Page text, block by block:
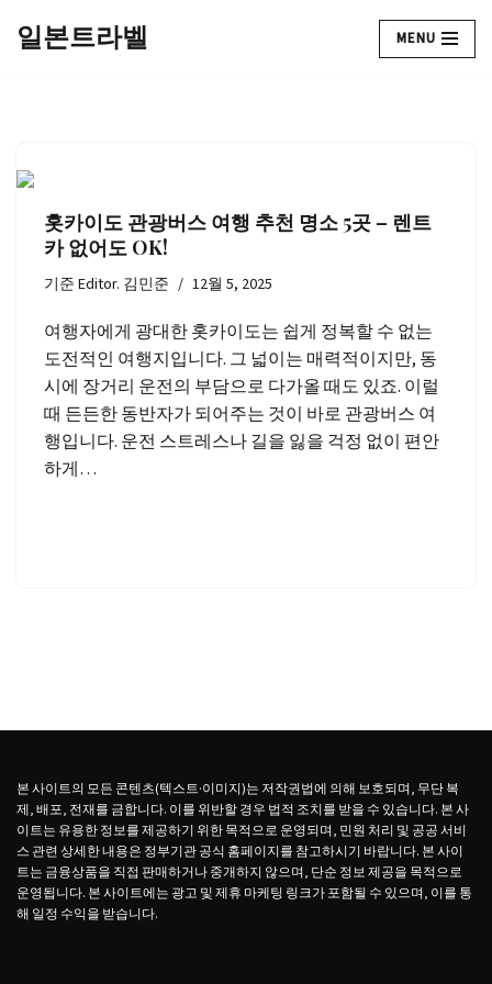
건
일본트라벨 MENU
홋카이도 관광버스 여행 추천 명소 5곳 – 렌트
카 없어도 OK!
기준Editor. 김민준 12월 5, 2025
여행자에게 광대한 홋카이도는 쉽게 정복할 수 없는
도전적인 여행지입니다. 그 넓이는 매력적이지만, 동
시에 장거리 운전의 부담으로 다가올 때도 있죠. 이럴
때 든든한 동반자가 되어주는 것이 바로 관광버스 여
행입니다. 운전 스트레스나 길을 잃을 걱정 없이 편안
하게…
본 사이트의 모든 콘텐츠(텍스트·이미지)는 저작권법에 의해 보호되며, 무단 복
제, 배포, 전재를 금합니다. 이를 위반할 경우 법적 조치를 받을 수 있습니다. 본 사
이트는 유용한 정보를 제공하기 위한 목적으로 운영되며, 민원 처리 및 공공 서비
스 관련 상세한 내용은 정부기관 공식 홈페이지를 참고하시기 바랍니다. 본 사이
트는 금융상품을 직접 판매하거나 중개하지 않으며, 단순 정보 제공을 목적으로
운영됩니다. 본 사이트에는 광고 및 제휴 마케팅 링크가 포함될 수 있으며, 이를 통
해 일정 수익을 받습니다.